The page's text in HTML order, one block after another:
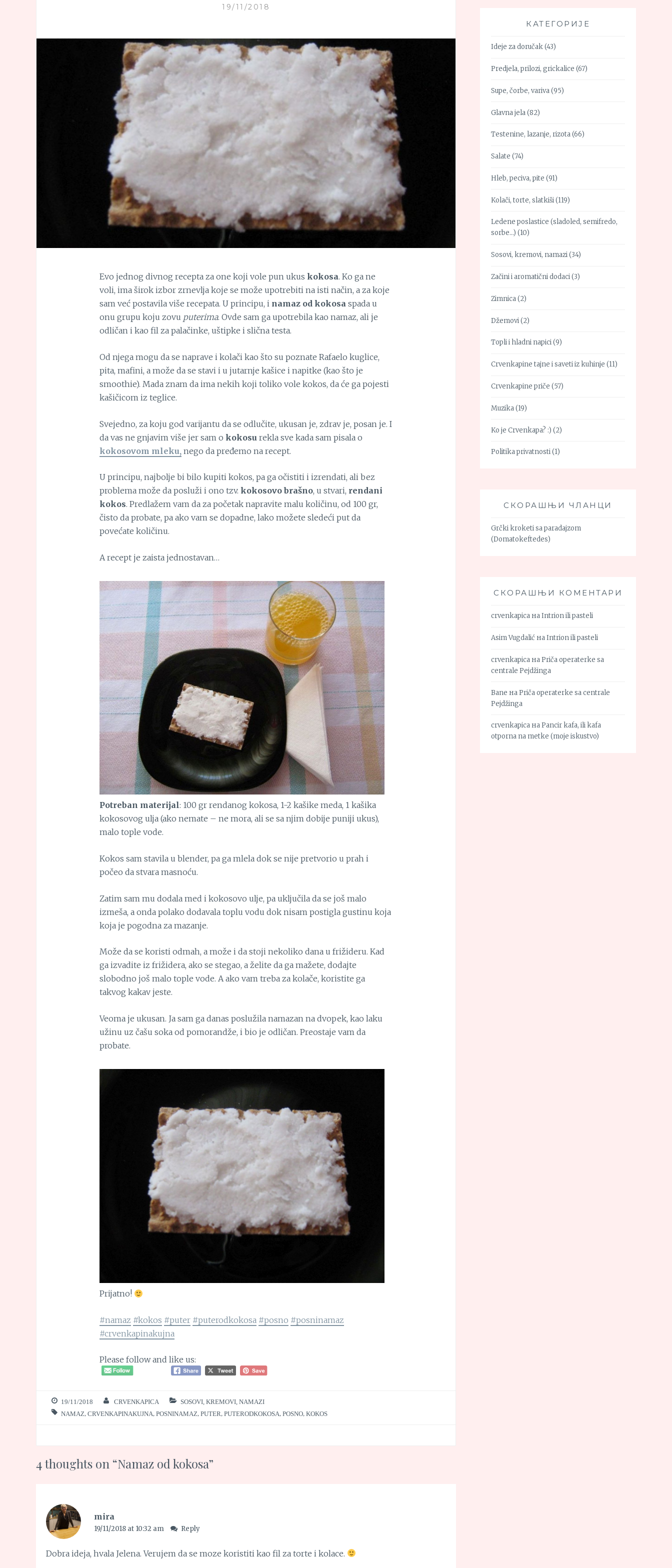
19/11/2018
Evo jednog divnog recepta za one koji vole pun ukus kokosa. Ko ga ne
voli, ima širok izbor zrnevlja koje se može upotrebiti na isti način, a za koje
sam već postavila više recepata. U principu, i namaz od kokosaspada u
onu grupu koju zovu puterima. Ovde sam ga upotrebila kao namaz, ali je
odličan i kao fil za palačinke, uštipke i slična testa.
Od njega mogu da se naprave i kolači kao što su poznate Rafaelo kuglice,
pita, mafini, a može da se stavi i u jutarnje kašice i napitke (kao što je
smoothie). Mada znam da ima nekih koji toliko vole kokos, da će ga pojesti
kašičicom iz teglice.
Svejedno, za koju god varijantu da se odlučite, ukusan je, zdrav je, posan je. I
da vas ne gnjavim više jer sam o kokosu rekla sve kada sam pisala o
kokosovom mleku, nego da pređemo na recept.
U principu, najbolje bi bilo kupiti kokos, pa ga očistiti i izrendati, ali bez
problema može da posluži i ono tzv. kokosovo brašno, u stvari, rendani
kokos. Predlažem vam da za početak napravite malu količinu, od 100 gr,
čisto da probate, pa ako vam se dopadne, lako možete sledeći put da
povećate količinu.
A recept je zaista jednostavan…
Potreban materijal: 100 gr rendanog kokosa, 1-2 kašike meda, 1 kašika
kokosovog ulja (ako nemate – ne mora, ali se sa njim dobije puniji ukus),
malo tople vode.
Kokos sam stavila u blender, pa ga mlela dok se nije pretvorio u prah i
počeo da stvara masnoću.
Zatim sam mu dodala med i kokosovo ulje, pa uključila da se još malo
izmeša, a onda polako dodavala toplu vodu dok nisam postigla gustinu koja
koja je pogodna za mazanje.
Može da se koristi odmah, a može i da stoji nekoliko dana u frižideru. Kad
ga izvadite iz frižidera, ako se stegao, a želite da ga mažete, dodajte
slobodno još malo tople vode. A ako vam treba za kolače, koristite ga
takvog kakav jeste.
Veoma je ukusan. Ja sam ga danas poslužila namazan na dvopek, kao laku
užinu uz čašu soka od pomorandže, i bio je odličan. Preostaje vam da
probate.
Prijatno!
#namaz #kokos #puter #puterodkokosa #posno #posninamaz
#crvenkapinakujna
Please follow and like us:
19/11/2018 CRVENKAPICA
SOSOVI, KREMOVI, NAMAZI
NAMAZ CRVENKAPINAKUJNA POSNINAMAZ PUTER PUTERODKOKOSA POSNO KOKOS
4 thoughts on “Namaz od kokosa”
mira
19/11/2018 at 10:32 am Reply
Dobra ideja, hvala Jelena. Verujem da se moze koristiti kao fil za torte i kolace.
КАТЕГОРИЈЕ
Ideje za doručak(43)
Predjela, prilozi, grickalice (67)
Supe, čorbe, variva(95)
Glavna jela(82)
Testenine, lazanje, rizota(66)
Salate (74)
Hleb, peciva, pite (91)
Kolači, torte, slatkiši(119)
Ledene poslastice (sladoled, semifredo,
sorbe…) (10)
Sosovi, kremovi, namazi(34)
Začini i aromatični dodaci(3)
Zimnica(2)
Džemovi(2)
Topli i hladni napici(9)
Crvenkapine tajne i saveti iz kuhinje (11)
Crvenkapine priče (57)
Muzika(19)
Ko je Crvenkapa? :) (2)
Politika privatnosti(1)
СКОРАШЊИ ЧЛАНЦИ
Grčki kroketi sa paradajzom
(Domatokeftedes)
СКОРАШЊИ КОМЕНТАРИ
crvenkapica наIntrion ili pasteli
Asim Vugdalić наIntrion ili pasteli
crvenkapica наPriča operaterke sa
centrale Pejdžinga
Bane наPriča operaterke sa centrale
Pejdžinga
crvenkapica наPancir kafa, ili kafa
otporna na metke (moje iskustvo)